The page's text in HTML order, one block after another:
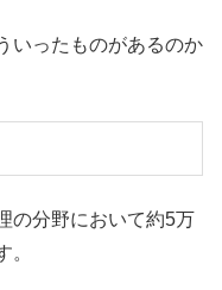
いったものがあるのか
の分野において約5万
。